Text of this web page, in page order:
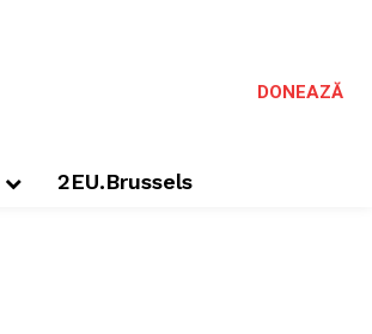
DONEAZĂ
2EU.Brussels